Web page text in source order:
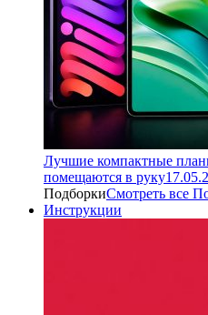
Лучшие компактные
помещаются в руку
ПодборкиСмотреть все
Инструкции